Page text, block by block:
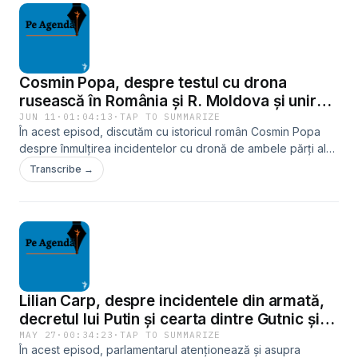
„nu imposibil”. Dar dacă țara nu-și va alinia toate procesele
la regulile europene până atunci, este posibil să primească
care este și copreședinte al Platformei Societății Civile UE-R.
Moldova.
Cosmin Popa, despre testul cu drona
rusească în România și R. Moldova și unirea
ca „planul B”
JUN 11 · 01:04:13 ·TAP TO SUMMARIZE
În acest episod, discutăm cu istoricul român Cosmin Popa
despre înmulțirea incidentelor cu dronă de ambele părți ale
Prutului, dar și a declarațiilor despre unire, despre natura
propagandei rusești în România și dialogul Dianei Șoșoacă
Transcribe →
Lilian Carp, despre incidentele din armată,
decretul lui Putin și cearta dintre Gutnic și
Ceban
MAY 27 · 00:34:23 ·TAP TO SUMMARIZE
În acest episod, parlamentarul atenționează și asupra